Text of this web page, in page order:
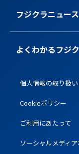
フジクラニュース
よくわかるフジ
個人情報の取り扱
Cookieポリシー
ご利用にあたって
ソーシャルメディ